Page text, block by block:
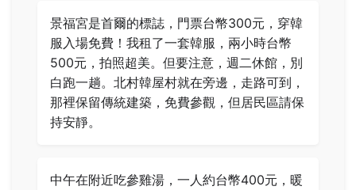
景福宮是首爾的標誌，門票台幣300元，穿韓
服入場免費！我租了一套韓服，兩小時台幣
500元，拍照超美。但要注意，週二休館，別
白跑一趟。北村韓屋村就在旁邊，走路可到，
那裡保留傳統建築，免費參觀，但居民區請保
持安靜。
中午在附近吃參雞湯，一人約台幣400元，暖